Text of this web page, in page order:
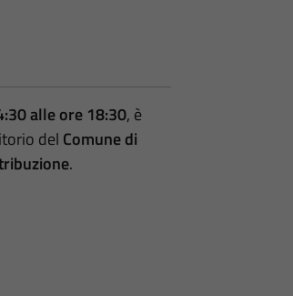
alle ore 18:30, è
del Comune di
.